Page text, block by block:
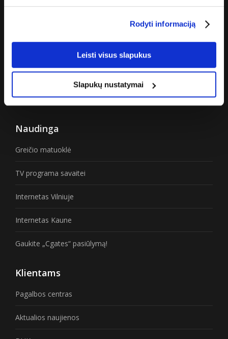
Rodyti informaciją
Leisti visus slapukus
Slapukų nustatymai
Karjera
Privatumo politika
Prieinamumo paraiška
Naudinga
Greičio matuoklė
TV programa savaitei
Internetas Vilniuje
Internetas Kaune
Gaukite „Cgates“ pasiūlymą!
Klientams
Pagalbos centras
Aktualios naujienos